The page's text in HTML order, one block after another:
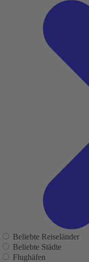
Beliebte Reiseländer
Beliebte Städte
Flughäfen